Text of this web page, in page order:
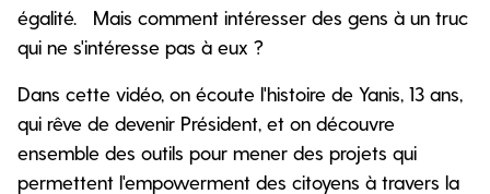
égalité. Mais comment intéresser des gens à un truc
qui ne s'intéresse pas à eux ?
Dans cette vidéo, on écoute l'histoire de Yanis, 13 ans,
qui rêve de devenir Président, et on découvre
ensemble des outils pour mener des projets qui
permettent l'empowerment des citoyens à travers la